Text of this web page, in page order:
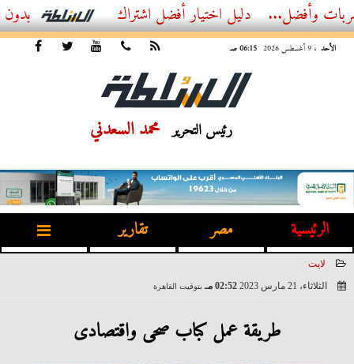
أفضل اشتراك IPTV بدون تقطيع 2026 – دليل المشاهد العصري
الأحد ، 9 أغسطس 2026 06:15 صـ
رئيس التحرير محمد السعدني
الرئيسية مصر تقارير
لايت
الثلاثاء، 21 مارس 2023
02:52 مـ بتوقيت القاهرة
طريقة عمل كباب صحى واقتصادى